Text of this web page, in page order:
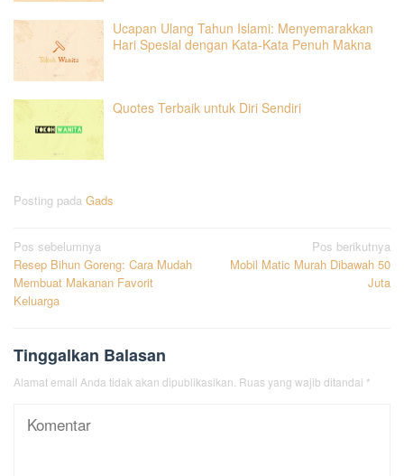
Ucapan Ulang Tahun Islami: Menyemarakkan
Hari Spesial dengan Kata-Kata Penuh Makna
Quotes Terbaik untuk Diri Sendiri
Posting pada Gads
Navigasi
pos
Pos sebelumnya
Resep Bihun Goreng: Cara Mudah
Membuat Makanan Favorit
Keluarga
Pos berikutnya
Mobil Matic Murah Dibawah 50
Juta
Tinggalkan Balasan
Alamat email Anda tidak akan dipublikasikan. Ruas yang wajib ditandai *